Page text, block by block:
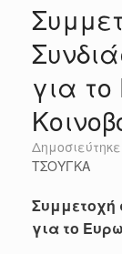
για
ΤΣΟΥΓΚΑ
Συμμετοχή
για το